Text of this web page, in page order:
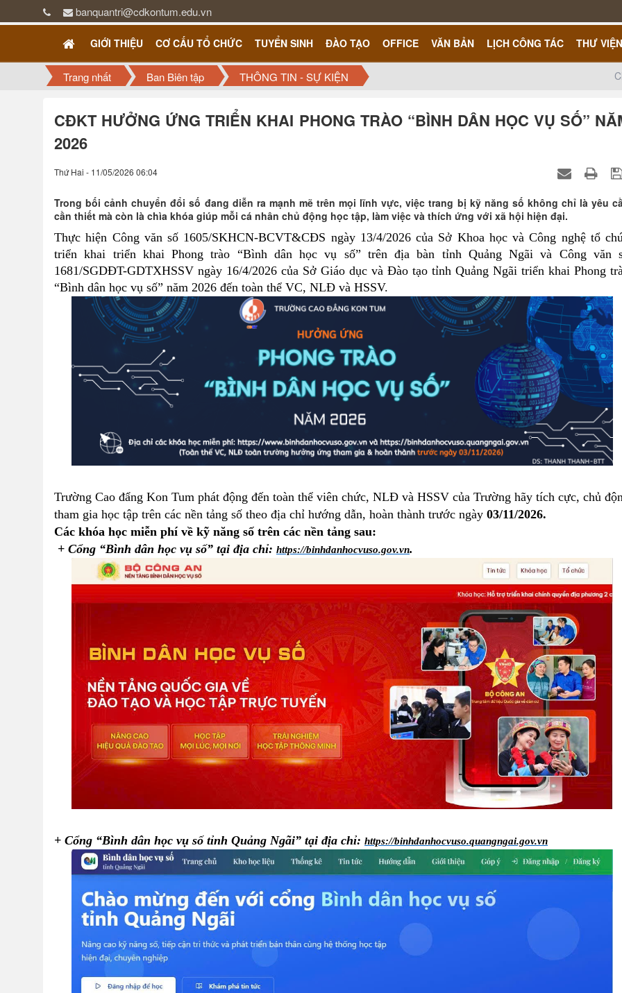
banquantri@cdkontum.edu.vn
GIỚI THIỆU CƠ CẤU TỔ CHỨC TUYỂN SINH ĐÀO TẠO OFFICE VĂN BẢN LỊCH CÔNG TÁC THƯ VIỆN
Trang nhất Ban Biên tập THÔNG TIN - SỰ KIỆN
CĐKT HƯỞNG ỨNG TRIỂN KHAI PHONG TRÀO “BÌNH DÂN HỌC VỤ SỐ”
2026
Thứ Hai - 11/05/2026 06:04
Trong bối cảnh chuyển đổi số đang diễn ra mạnh mẽ trên mọi lĩnh vực, việc trang bị kỹ năng số không chỉ là yêu
cần thiết mà còn là chìa khóa giúp mỗi cá nhân chủ động học tập, làm việc và thích ứng với xã hội hiện đại.
Thực hiện Công văn số 1605/SKHCN-BCVT&CĐS ngày 13/4/2026 của Sở Khoa học và Công nghệ tổ
triển khai triển khai Phong trào “Bình dân học vụ số” trên địa bàn tỉnh Quảng Ngãi và Công văn
1681/SGDĐT-GDTXHSSV ngày 16/4/2026 của Sở Giáo dục và Đào tạo tỉnh Quảng Ngãi triển khai Phong
“Bình dân học vụ số” năm 2026 đến toàn thể VC, NLĐ và HSSV.
Trường Cao đẩng Kon Tum phát động đến toàn thể viên chức, NLĐ và HSSV của Trường hãy tích cực, chủ
tham gia học tập trên các nền tảng số theo địa chỉ hướng dẫn, hoàn thành trước ngày 03/11/2026.
Các khóa học miễn phí về kỹ năng số trên các nền tảng sau:
+ Cổng “Bình dân học vụ số” tại địa chỉ: https://binhdanhocvuso.gov.vn.
+ Cổng “Bình dân học vụ số tỉnh Quảng Ngãi” tại địa chỉ: https://binhdanhocvuso.quangngai.gov.vn